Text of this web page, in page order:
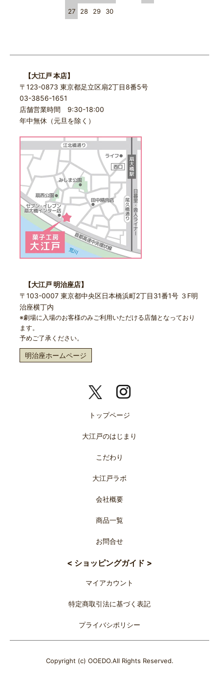
27
28 29 30
【大江戸 本店】
〒123-0873 東京都足立区扇2丁目8番5号
03-3856-1651
店舗営業時間 9:30-18:00
年中無休（元旦を除く）
【大江戸 明治座店】
〒103-0007 東京都中央区日本橋浜町2丁目31番1号 ３F明
治座横丁内
※劇場に入場のお客様のみご利用いただける店舗となっており
ます。
予めご了承ください。
明治座ホームページ
トップページ
大江戸のはじまり
こだわり
大江戸ラボ
会社概要
商品一覧
お問合せ
< ショッピングガイド >
マイアカウント
特定商取引法に基づく表記
プライバシポリシー
Copyright (c) OOEDO.All Rights Reserved.